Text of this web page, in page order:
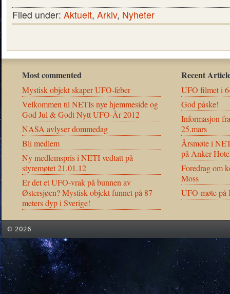
Filed under: Aktuelt, Arkiv, Nyheter
Most commented
Mystisk objekt skaper UFO-feber
Velkommen til NETIs nye hjemmeside og
God Jul & Godt Nytt UFO-År 2012
NASA avlyser dommedag
Bli medlem
Ny medlemspris i NETI vedtatt på
styremøtet 21.01.12
Er det et UFO-vrak på bunnen av
Østersjøen? Mystisk objekt funnet på 87
meters dyp i Sverige!
Recent
UFO filmet i
God påske!
Informasjon
25.mars
Årsmøte i
på Anker
Foredrag om
Moss
UFO-møte på
© 2026